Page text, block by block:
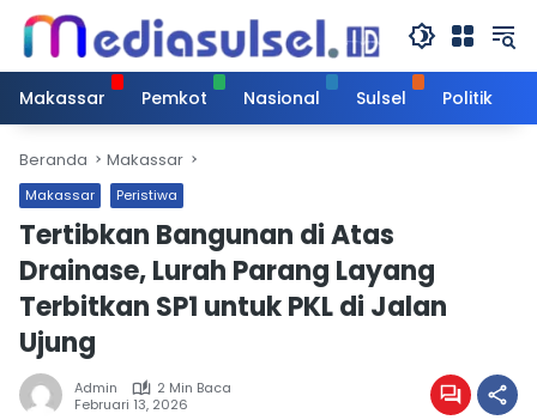
Langsung
konten
Makassar
Pemkot Nasional Sulsel Politik
Beranda Makassar
Makassar Peristiwa
Tertibkan Bangunan di Atas
Drainase, Lurah Parang Layang
Terbitkan SP1 untuk PKL di Jalan
Ujung
Admin
2 Min Baca
Februari 13, 2026